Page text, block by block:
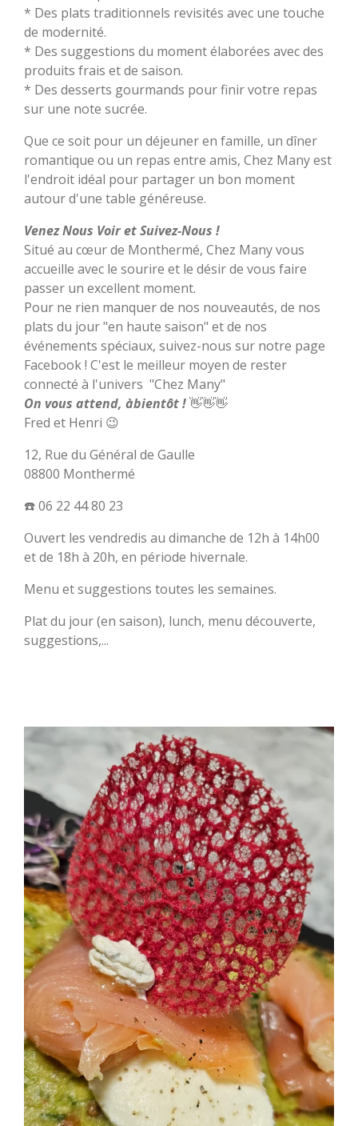
* Des plats traditionnels revisités avec une touche
de modernité.
* Des suggestions du moment élaborées avec des
produits frais et de saison.
* Des desserts gourmands pour finir votre repas
sur une note sucrée.
Que ce soit pour un déjeuner en famille, un dîner
romantique ou un repas entre amis, Chez Many est
l'endroit idéal pour partager un bon moment
autour d'une table généreuse.
Venez Nous Voir et Suivez-Nous !
Situé au cœur de Monthermé, Chez Many vous
accueille avec le sourire et le désir de vous faire
passer un excellent moment.
Pour ne rien manquer de nos nouveautés, de nos
plats du jour "en haute saison" et de nos
événements spéciaux, suivez-nous sur notre page
Facebook ! C'est le meilleur moyen de rester
connecté à l'univers "Chez Many"
On vous attend, àbientôt !👋👋👋
Fred et Henri 😉
12, Rue du Général de Gaulle
08800 Monthermé
☎️ 06 22 44 80 23
Ouvert les vendredis au dimanche de 12h à 14h00
et de 18h à 20h, en période hivernale.
Menu et suggestions toutes les semaines.
Plat du jour (en saison), lunch, menu découverte,
suggestions,...